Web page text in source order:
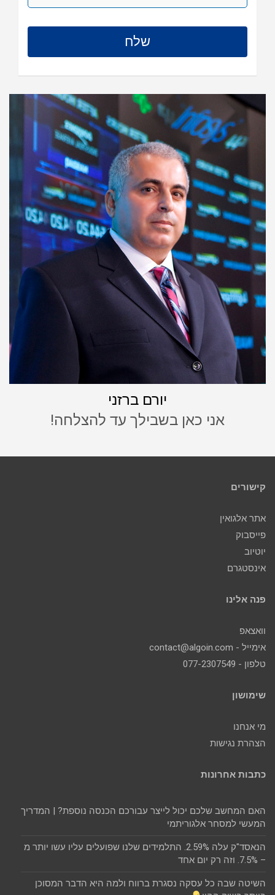
יורם ברזני
אני כאן בשבילך עד להצלחה!
קישורים
אתר אלגואין
פייסבוק
יוטיוב
אינסטגרם
פנה אלינו
וואצאפ
אימייל - contact@algoin.com
טלפון - 077-2307549
שימושון
מי אנחנו
הצהרת נגישות
כתבות אחרונות
האם המחשב שלכם יכול לייצר עבורכם הכנסה נוספת? | המדריך
המעשי למסחר אלגוריתמי
הנאסד"ק עלה 2.59%. התלמידים שלנו שפועלים עליו עשו יותר מ
– 7.5%. וזה רק יום אחד
השיטה שבה כל עסקה נסגרת ברווח ולמה היא הדבר המסוכן